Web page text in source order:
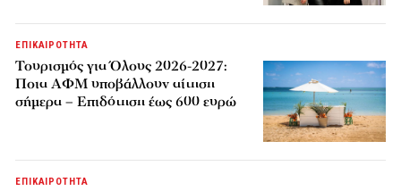
ΕΠΙΚΑΙΡΟΤΗΤΑ
Τουρισμός για Όλους 2026-2027:
Ποια ΑΦΜ υποβάλλουν αίτηση
σήμερα – Επιδότηση έως 600 ευρώ
ΕΠΙΚΑΙΡΟΤΗΤΑ